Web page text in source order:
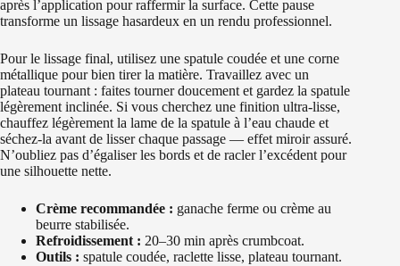
après l’application pour raffermir la surface. Cette pause
transforme un lissage hasardeux en un rendu professionnel.
Pour le lissage final, utilisez une spatule coudée et une corne
métallique pour bien tirer la matière. Travaillez avec un
plateau tournant : faites tourner doucement et gardez la spatule
légèrement inclinée. Si vous cherchez une finition ultra-lisse,
chauffez légèrement la lame de la spatule à l’eau chaude et
séchez-la avant de lisser chaque passage — effet miroir assuré.
N’oubliez pas d’égaliser les bords et de racler l’excédent pour
une silhouette nette.
Crème recommandée : ganache ferme ou crème au
beurre stabilisée.
Refroidissement : 20–30 min après crumbcoat.
Outils : spatule coudée, raclette lisse, plateau tournant.